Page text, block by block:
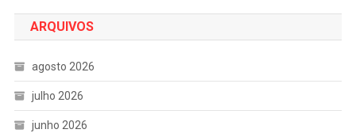
ARQUIVOS
agosto 2026
julho 2026
junho 2026